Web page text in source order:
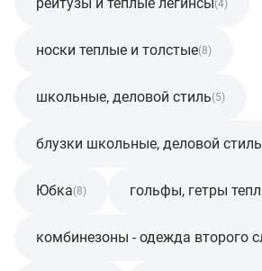
(4)
носки теплые и толстые(8)
школьные, деловой стиль(5)
Юбка(8) гольфы, гетры
комбинезоны - одежда второго